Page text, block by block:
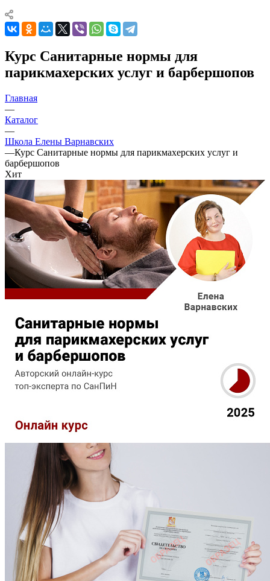
Курс Санитарные нормы для
парикмахерских услуг и барбершопов
Главная
—
Каталог
—
Школа Елены Варнавских
—Курс Санитарные нормы для парикмахерских услуг и
барбершопов
Хит